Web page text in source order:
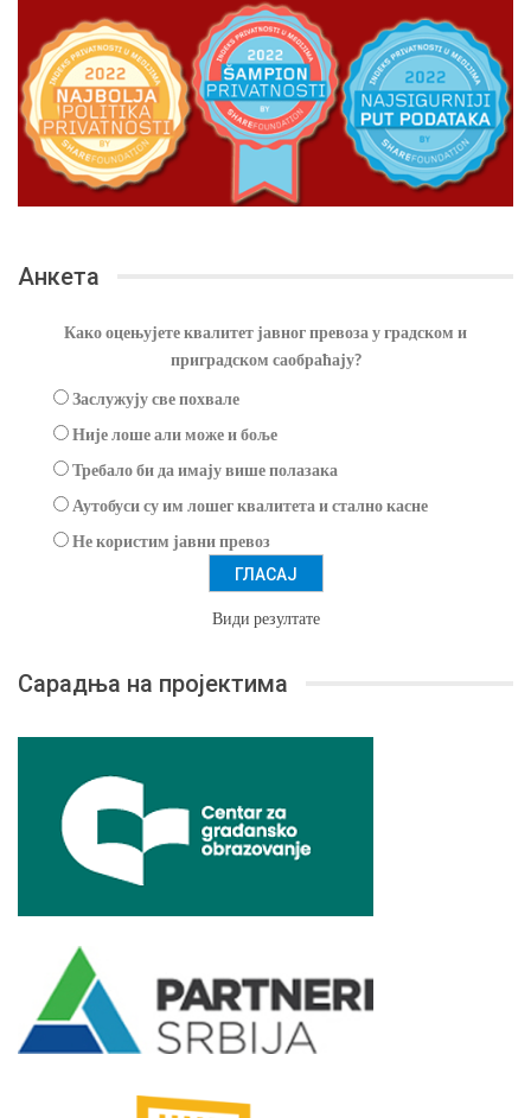
Анкета
Како оцењујете квалитет јавног превоза у градском и
приградском саобраћају?
Заслужују све похвале
Није лоше али може и боље
Требало би да имају више полазака
Аутобуси су им лошег квалитета и стално касне
Не користим јавни превоз
Види резултате
Сарадња на пројектима